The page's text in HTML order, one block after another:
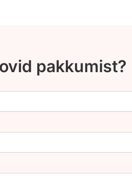
pakkumist?